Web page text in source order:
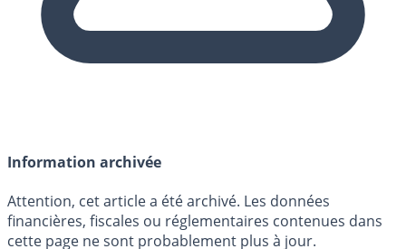
Information archivée
Attention, cet article a été archivé. Les données
financières, fiscales ou réglementaires contenues dans
cette page ne sont probablement plus à jour.